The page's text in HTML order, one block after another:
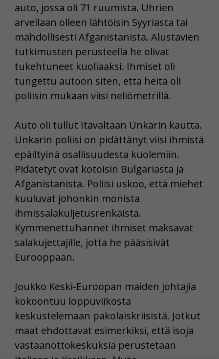
auto, jossa oli 71 ruumista. Uhrien
arvellaan olleen lähtöisin Syyriasta tai
mahdollisesti Afganistanista. Alustavien
tutkimusten perusteella he olivat
tukehtuneet kuoliaaksi. Ihmiset oli
tungettu autoon siten, että heitä oli
poliisin mukaan viisi neliömetrillä.
Auto oli tullut Itävaltaan Unkarin kautta.
Unkarin poliisi on pidättänyt viisi ihmistä
epäiltyinä osallisuudesta kuolemiin.
Pidätetyt ovat kotoisin Bulgariasta ja
Afganistanista. Poliisi uskoo, että miehet
kuuluvat johonkin monista
ihmissalakuljetusrenkaista.
Kymmenettuhannet ihmiset maksavat
salakujettajille, jotta he pääsisivät
Eurooppaan.
Joukko Keski-Euroopan maiden johtajia
kokoontuu loppuviikosta
keskustelemaan pakolaiskriisistä. Jotkut
maat ehdottavat esimerkiksi, että isoja
vastaanottokeskuksia perustetaan